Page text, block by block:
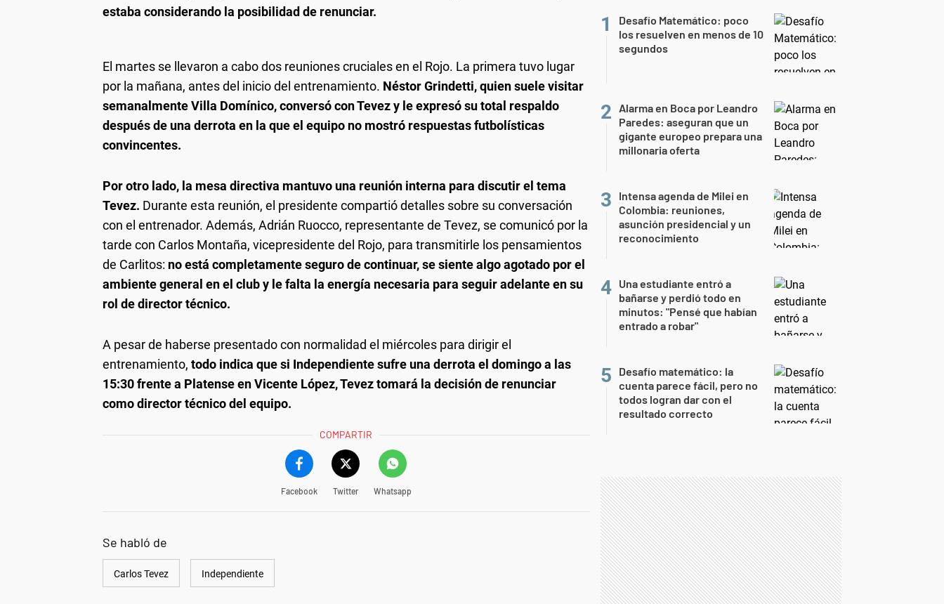
estaba considerando la posibilidad de renunciar.
El martes se llevaron a cabo dos reuniones cruciales en el Rojo. La primera tuvo lugar
por la mañana, antes del inicio del entrenamiento. Néstor Grindetti, quien suele visitar
semanalmente Villa Domínico, conversó con Tevez y le expresó su total respaldo
después de una derrota en la que el equipo no mostró respuestas futbolísticas
convincentes.
Por otro lado, la mesa directiva mantuvo una reunión interna para discutir el tema
Tevez. Durante esta reunión, el presidente compartió detalles sobre su conversación
con el entrenador. Además, Adrián Ruocco, representante de Tevez, se comunicó por la
tarde con Carlos Montaña, vicepresidente del Rojo, para transmitirle los pensamientos
de Carlitos: no está completamente seguro de continuar, se siente algo agotado por el
ambiente general en el club y le falta la energía necesaria para seguir adelante en su
rol de director técnico.
A pesar de haberse presentado con normalidad el miércoles para dirigir el
entrenamiento, todo indica que si Independiente sufre una derrota el domingo a las
15:30 frente a Platense en Vicente López, Tevez tomará la decisión de renunciar
como director técnico del equipo.
COMPARTIR
Facebook Twitter Whatsapp
Se habló de
Carlos Tevez Independiente
Desafío Matemático: poco
los resuelven en menos de 10
segundos
Alarma en Boca por Leandro
Paredes: aseguran que un
gigante europeo prepara una
millonaria oferta
Intensa agenda de Milei en
Colombia: reuniones,
asunción presidencial y un
reconocimiento
Una estudiante entró a
bañarse y perdió todo en
minutos: "Pensé que habían
entrado a robar"
Desafío matemático: la
cuenta parece fácil, pero no
todos logran dar con el
resultado correcto